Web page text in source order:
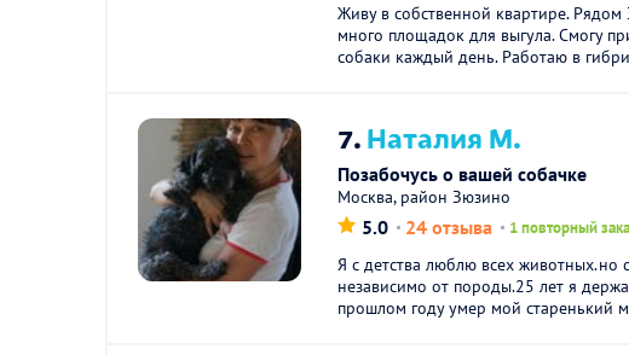
Живу в собственной квартире.
много площадок для выгула. Смогу
собаки каждый день. Работаю в
7.Наталия М.
Позабочусь о вашей собачке
Москва, район Зюзино
5.0 24 отзыва 1 повторный
Я с детства люблю всех животных.но
независимо от породы.25 лет я
прошлом году умер мой старенький